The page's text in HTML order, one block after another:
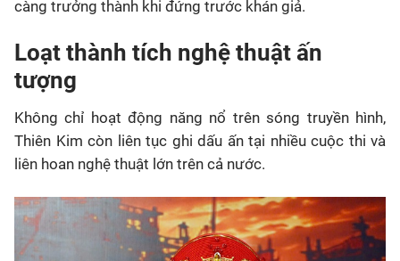
càng trưởng thành khi đứng trước khán giả.
Loạt thành tích nghệ thuật ấn
tượng
Không chỉ hoạt động năng nổ trên sóng truyền hình,
Thiên Kim còn liên tục ghi dấu ấn tại nhiều cuộc thi và
liên hoan nghệ thuật lớn trên cả nước.